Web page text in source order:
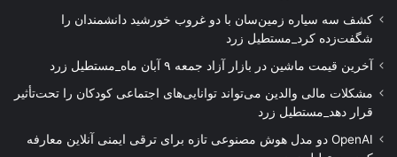
کشف سه سیاره زمین‌سان با دو غروب خورشید دانشمندان را
شگفت‌زده کرد_مستطیل زرد
آخرین قیمت ماشین در بازار آزاد جمعه ۹ آبان ماه_مستطیل زرد
مشکلات مالی والدین می‌تواند توانایی‌های اجتماعی کودکان را تحت‌تأثیر
قرار دهد_مستطیل زرد
OpenAI دو مدل هوش مصنوعی تازه برای ترقی ایمنی آنلاین معارفه